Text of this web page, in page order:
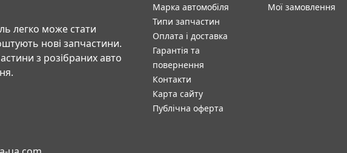
легко може стати
нові запчастини.
з розібраних авто
Марка автомобіля
Типи запчастин
Оплата і доставка
Гарантія та
повернення
Контакти
Карта сайту
Публічна оферта
Мої замовлення